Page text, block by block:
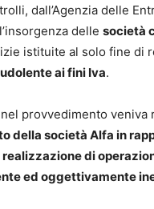
dall’Agenzia delle
delle società
istituite al solo fine di
ai fini Iva.
provvedimento veniva
della società Alfa in
di
ed oggettivamente